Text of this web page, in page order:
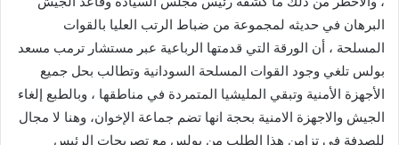
البرهان في حديثه لمجموعة من ضباط الرتب العليا بالقوات
المسلحة ، أن الورقة التي قدمتها الرباعية عبر مستشار ترمب مسعد
بولس تلغي وجود القوات المسلحة السودانية وتطالب بحل جميع
الأجهزة الأمنية وتبقي المليشيا المتمردة في مناطقها ، وبالطبع إلغاء
الجيش والاجهزة الامنية بحجة انها تضم جماعة الإخوان، وهنا لا مجال
للصدفة في تزامن هذا الطلب من بولس مع تصريحات الرئيس